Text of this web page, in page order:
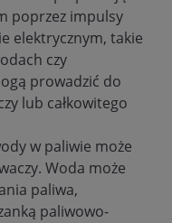
poprzez impulsy
elektrycznym, takie
czy
prowadzić do
lub całkowitego
w paliwie może
Woda może
paliwa,
paliwowo-